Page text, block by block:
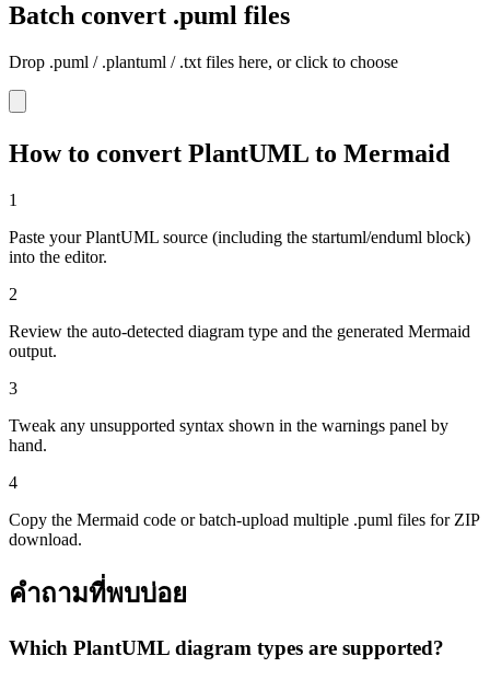
Batch convert .puml files
Drop .puml / .plantuml / .txt files here, or click to choose
How to convert PlantUML to Mermaid
1
Paste your PlantUML source (including the startuml/enduml block)
into the editor.
2
Review the auto-detected diagram type and the generated Mermaid
output.
3
Tweak any unsupported syntax shown in the warnings panel by
hand.
4
Copy the Mermaid code or batch-upload multiple .puml files for ZIP
download.
คำถามที่พบบ่อย
Which PlantUML diagram types are supported?